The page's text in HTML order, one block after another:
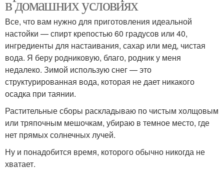
в домашних условиях
Все, что вам нужно для приготовления идеальной
настойки — спирт крепостью 60 градусов или 40,
ингредиенты для настаивания, сахар или мед, чистая
вода. Я беру родниковую, благо, родник у меня
недалеко. Зимой использую снег — это
структурированная вода, которая не дает никакого
осадка при таянии.
Растительные сборы раскладываю по чистым холщовым
или тряпочным мешочкам, убираю в темное место, где
нет прямых солнечных лучей.
Ну и понадобится время, которого обычно никогда не
хватает.